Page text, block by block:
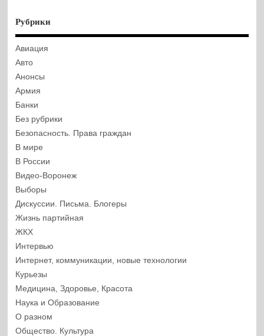
Рубрики
Авиация
Авто
Анонсы
Армия
Банки
Без рубрики
Безопасность. Права граждан
В мире
В России
Видео-Воронеж
Выборы
Дискуссии. Письма. Блогеры
Жизнь партийная
ЖКХ
Интервью
Интернет, коммуникации, новые технологии
Курьезы
Медицина, Здоровье, Красота
Наука и Образование
О разном
Общество. Культура